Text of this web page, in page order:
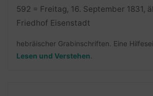
hebräischer Grabinschriften. Eine
Lesen und Verstehen.